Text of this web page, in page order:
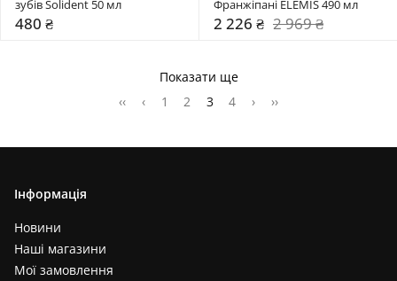
480 ₴ 2 226 ₴ 2 969 ₴
Показати ще
‹‹
‹ 1 2 3 4 › ››
Інформація
Новини
Наші магазини
Мої замовлення